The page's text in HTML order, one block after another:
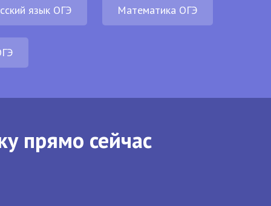
язык ОГЭ Математика ОГЭ
прямо сейчас